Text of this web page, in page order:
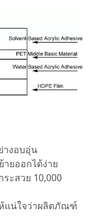
างอบอุ่น
ยออกได้ง่าย
ะสวย 10,000
แน่ใจว่าผลิตภัณฑ์